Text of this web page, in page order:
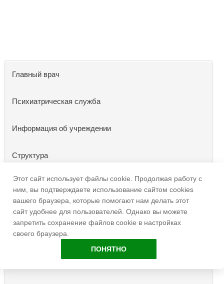
Главный врач
Психиатрическая служба
Информация об учреждении
Структура
Обработка персональных данных
Лицензии
Противодействие коррупции
Этот сайт использует файлы cookie. Продолжая работу с
ним, вы подтверждаете использование сайтом cookies
вашего браузера, которые помогают нам делать этот
сайт удобнее для пользователей. Однако вы можете
запретить сохранение файлов cookie в настройках
своего браузера.
ПОНЯТНО